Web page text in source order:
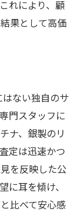
れにより、顧
果として高価
ない独自のサ
門スタッフに
ナ、銀製のリ
定は迅速かつ
を反映した公
に耳を傾け、
比べて安心感